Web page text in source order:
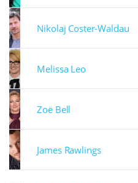
Nikolaj Coster-Waldau
Melissa Leo
Zoë Bell
James Rawlings